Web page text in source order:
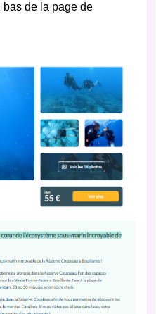
bas de la page de